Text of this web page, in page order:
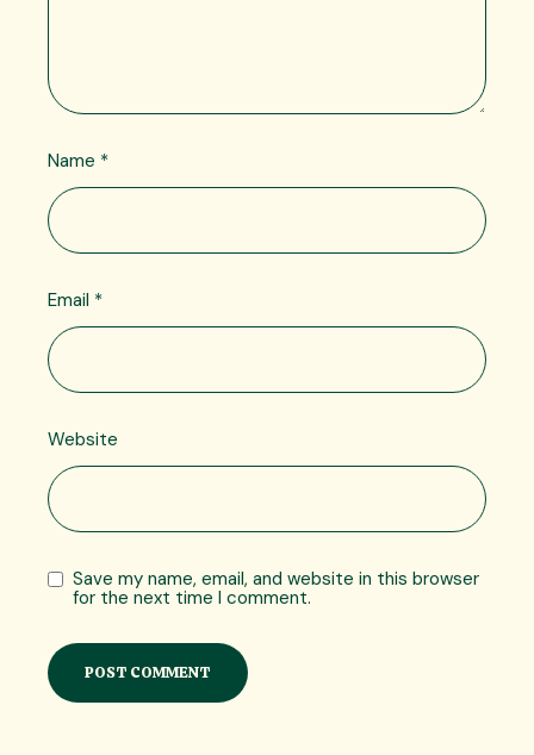
Name *
Email *
Website
Save my name, email, and website in this browser
for the next time I comment.
POST COMMENT